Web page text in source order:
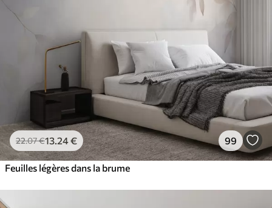
22.07€13 .24€ 99
Feuilles légères dans la brume